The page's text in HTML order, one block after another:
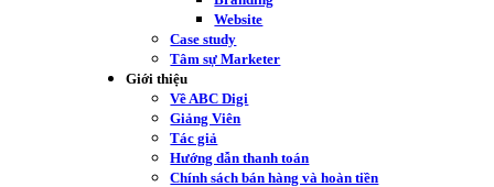
Website
Case study
Tâm sự Marketer
Giới thiệu
Về ABC Digi
Giảng Viên
Tác giả
Hướng dẫn thanh toán
Chính sách bán hàng và hoàn tiền